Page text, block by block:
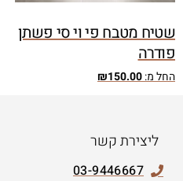
שטיח מטבח פי וי סי פשתן
פודרה
החל מ: ₪150.00
ליצירת קשר
03-9446667